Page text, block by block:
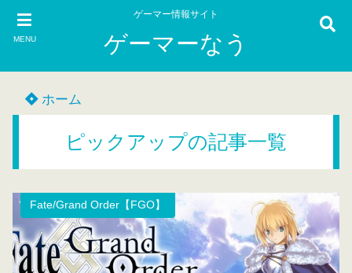
MENU
ゲーマー情報サイト
ゲーマーなう
ホーム
ピックアップの記事一覧
Fate/Grand Order【FGO】